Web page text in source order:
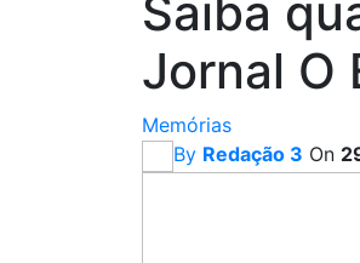
Saiba
Jornal O
Memórias
By Redação 3 On